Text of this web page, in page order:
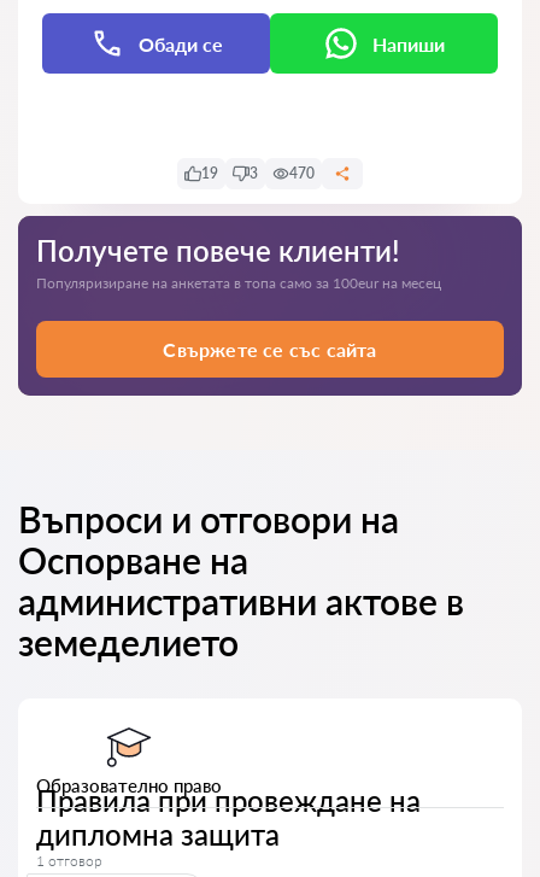
Обади се Напиши
19 3 470
Получете повече клиенти!
Популяризиране на анкетата в топа само за 100eur на месец
Свържете се със сайта
Въпроси и отговори на
Оспорване на
административни актове в
земеделието
Образователно право
Правила при провеждане на
дипломна защита
1 отговор